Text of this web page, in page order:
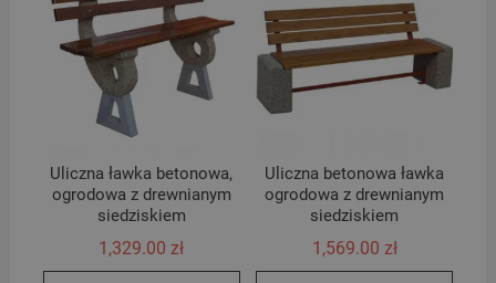
Uliczna ławka betonowa,
ogrodowa z drewnianym
siedziskiem
1,329.00zł
Uliczna betonowa ławka
ogrodowa z drewnianym
siedziskiem
1,569.00 zł